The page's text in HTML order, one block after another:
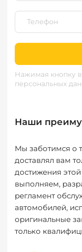
Нажимая кнопку
персональных
Наши
Мы заботимся о
доставлял вам
достижения
выполняем,
регламент
автомобилей,
оригинальные
только